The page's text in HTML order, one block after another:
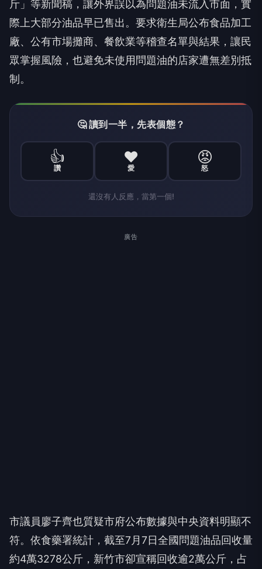
斤」等新聞稿，讓外界誤以為問題油未流入市面，實
際上大部分油品早已售出。要求衛生局公布食品加工
廠、公有市場攤商、餐飲業等稽查名單與結果，讓民
眾掌握風險，也避免未使用問題油的店家遭無差別抵
制。
🤔 讀到一半，先表個態？
👍
讚
❤️
愛
😡
怒
還沒有人反應，當第一個!
廣告
市議員廖子齊也質疑市府公布數據與中央資料明顯不
符。依食藥署統計，截至7月7日全國問題油品回收量
約4萬3278公斤，新竹市卻宣稱回收逾2萬公斤，占